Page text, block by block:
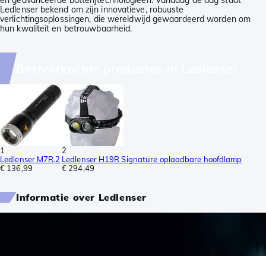
Ledlenser bekend om zijn innovatieve, robuuste
verlichtingsoplossingen, die wereldwijd gewaardeerd worden om
hun kwaliteit en betrouwbaarheid.
1
Ledlenser M7R.2
€ 136,99
2
Ledlenser H19R Signature oplaadbare hoofdlamp
€ 294,49
Informatie over Ledlenser